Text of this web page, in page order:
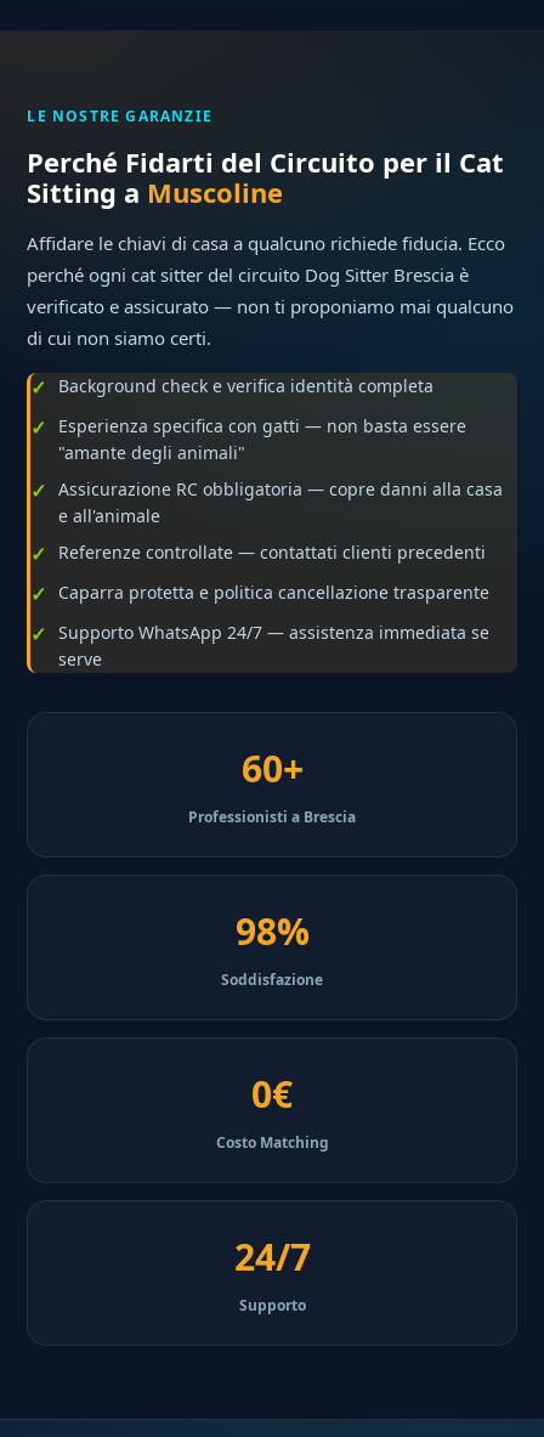
LE NOSTRE GARANZIE
Perché Fidarti del Circuito per il Cat
Sitting a Muscoline
Affidare le chiavi di casa a qualcuno richiede fiducia. Ecco
perché ogni cat sitter del circuito Dog Sitter Brescia è
verificato e assicurato — non ti proponiamo mai qualcuno
di cui non siamo certi.
Background check e verifica identità completa
Esperienza specifica con gatti — non basta essere
"amante degli animali"
Assicurazione RC obbligatoria — copre danni alla casa
e all'animale
Referenze controllate — contattati clienti precedenti
Caparra protetta e politica cancellazione trasparente
Supporto WhatsApp 24/7 — assistenza immediata se
serve
60+
Professionisti a Brescia
98%
Soddisfazione
0€
Costo Matching
24/7
Supporto